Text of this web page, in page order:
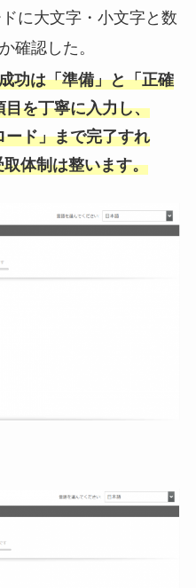
に大文字・小文字と数
確認した。
功は「準備」と「正確
を丁寧に入力し、
ド」まで完了すれ
体制は整います。